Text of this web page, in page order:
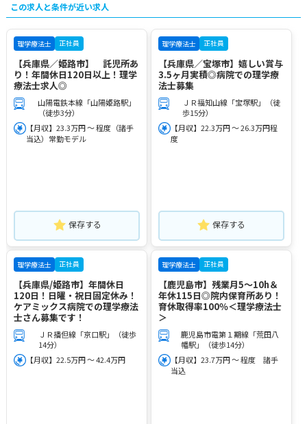
この求人と条件が近い求人
理学療法士 正社員
【兵庫県／姫路市】 託児所あ
り！年間休日120日以上！理学
療法士求人◎
山陽電鉄本線「山陽姫路駅」
（徒歩3分）
【月収】23.3万円 ～ 程度（諸手
当込）常勤モデル
保存する
理学療法士 正社員
【兵庫県／宝塚市】嬉しい賞与
3.5ヶ月実積◎病院での理学療
法士募集
ＪＲ福知山線「宝塚駅」（徒
歩15分）
【月収】22.3万円 ～ 26.3万円程
度
保存する
理学療法士 正社員
【兵庫県/姫路市】年間休日
120日！日曜・祝日固定休み！
ケアミックス病院での理学療法
士さん募集です！
ＪＲ播但線「京口駅」（徒歩
14分）
【月収】22.5万円 ～ 42.4万円
理学療法士 正社員
【鹿児島市】残業月5～10h＆
年休115日◎院内保育所あり！
育休取得率100％＜理学療法士
＞
鹿児島市電第１期線「荒田八
幡駅」（徒歩14分）
【月収】23.7万円 ～ 程度 諸手
当込